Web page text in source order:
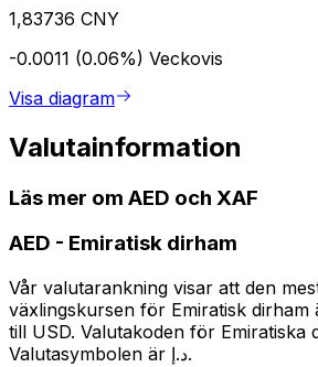
1,83736 CNY
-0.0011 (0.06%) Veckovis
Visa diagram
Valutainformation
Läs mer om AED och XAF
AED - Emiratisk dirham
Vår valutarankning visar att den
växlingskursen för Emiratisk
till USD. Valutakoden för Emiratiska
Valutasymbolen är د.إ.